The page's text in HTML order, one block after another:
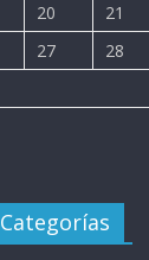
20 21
27 28
Categorías